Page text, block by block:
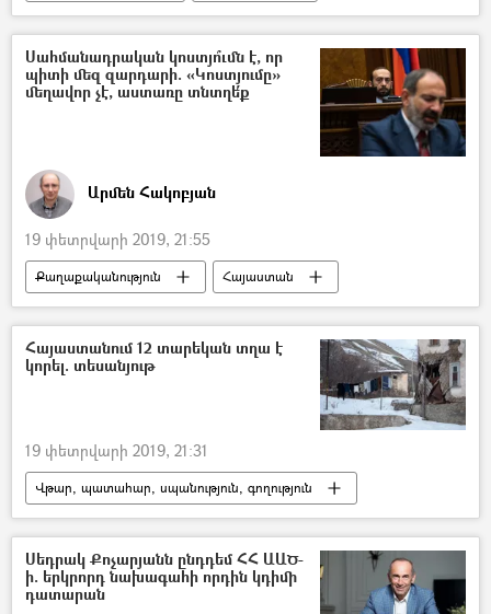
Տարածաշրջան
Աշխարհ
Վրաստանի Հանրապետություն
Սահմանադրական կոստյո՞ւմն է, որ
պիտի մեզ զարդարի. «Կոստյումը»
մեղավոր չէ, աստառը տնտղե՛ք
Արմեն Հակոբյան
19 փետրվարի 2019, 21:55
Քաղաքականություն
Հայաստան
Հեղինակներ
Հայաստանում 12 տարեկան տղա է
կորել. տեսանյութ
19 փետրվարի 2019, 21:31
Վթար, պատահար, սպանություն, գողություն
Պատահարներ
Հայաստան
Սեդրակ Քոչարյանն ընդդեմ ՀՀ ԱԱԾ-
ի. երկրորդ նախագահի որդին կդիմի
դատարան